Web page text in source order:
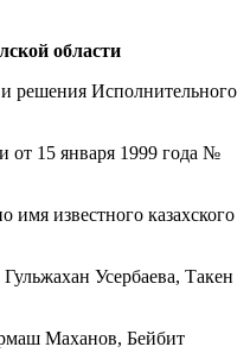
области
решения Исполнительного
от 15 января 1999 года №
известного казахского
Усербаева, Такен
Маханов, Бейбит